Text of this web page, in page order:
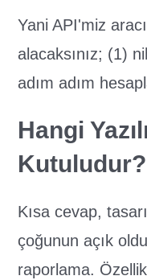
Yani API'miz
alacaksınız; (1)
adım adım
Hangi
Kısa cevap,
çoğunun açık
raporlama.